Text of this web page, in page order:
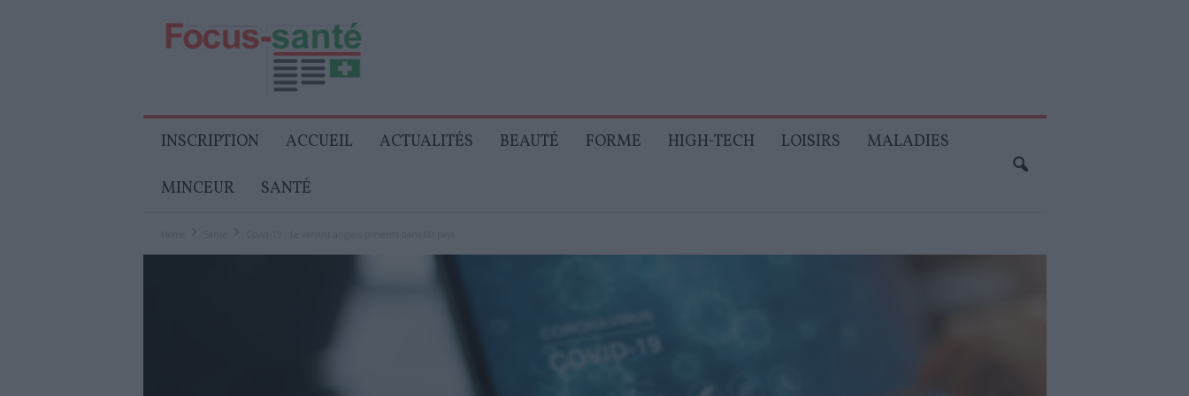
Senior
INSCRIPTION ACCUEIL ACTUALITÉS BEAUTÉ FORME HIGH-TECH LOISIRS MALADIES
MINCEUR SANTÉ